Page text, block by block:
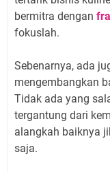
bermitra dengan
fokuslah.
Sebenarnya, ada
mengembangkan
Tidak ada yang
tergantung dari
alangkah baiknya
saja.